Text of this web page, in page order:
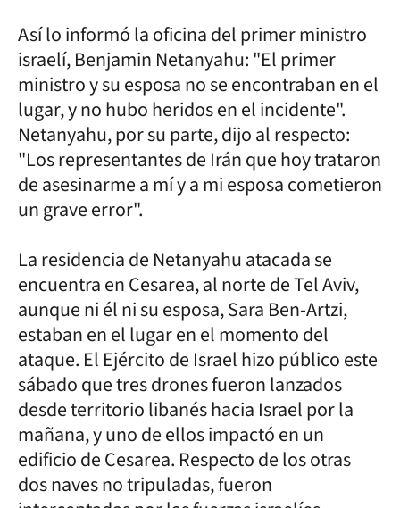
Así lo informó la oficina del primer ministro
israelí, Benjamin Netanyahu: "El primer
ministro y su esposa no se encontraban en el
lugar, y no hubo heridos en el incidente".
Netanyahu, por su parte, dijo al respecto:
"Los representantes de Irán que hoy trataron
de asesinarme a mí y a mi esposa cometieron
un grave error".
La residencia de Netanyahu atacada se
encuentra en Cesarea, al norte de Tel Aviv,
aunque ni él ni su esposa, Sara Ben-Artzi,
estaban en el lugar en el momento del
ataque. El Ejército de Israel hizo público este
sábado que tres drones fueron lanzados
desde territorio libanés hacia Israel por la
mañana, y uno de ellos impactó en un
edificio de Cesarea. Respecto de los otras
dos naves no tripuladas, fueron